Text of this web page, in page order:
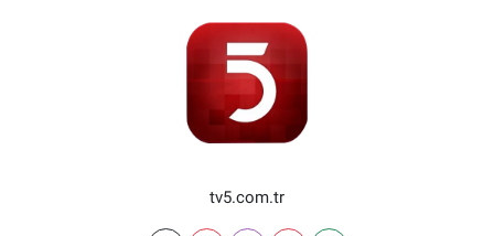
tv5.com.tr